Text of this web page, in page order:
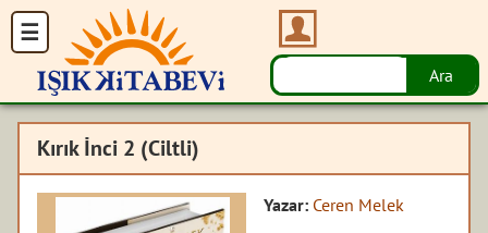
Kırık İnci 2 (Ciltli)
Yazar: Ceren Melek